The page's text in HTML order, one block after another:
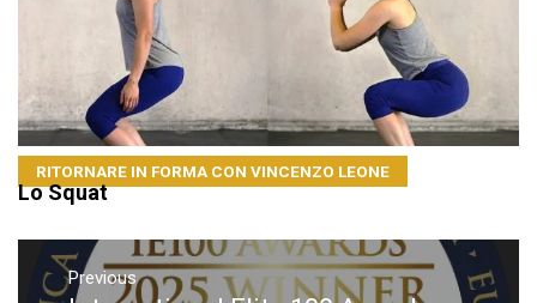
RITORNARE IN FORMA CON VINCENZO LEONE
Lo Squat
Navigazione
articoli
Previous